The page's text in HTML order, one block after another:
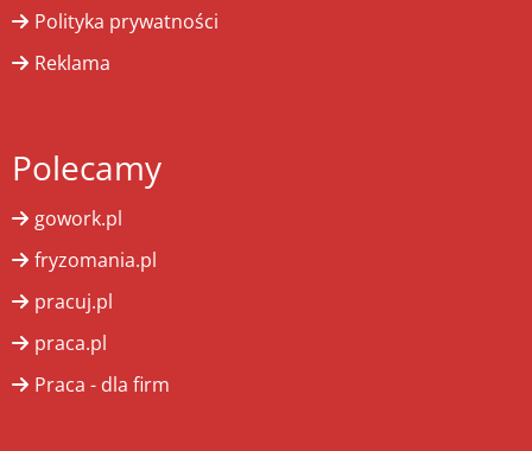
Polityka prywatności
Reklama
Polecamy
gowork.pl
fryzomania.pl
pracuj.pl
praca.pl
Praca - dla firm